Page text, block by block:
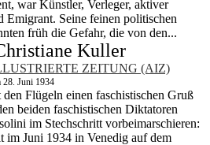
war Künstler, Verleger, aktiver
Emigrant. Seine feinen politischen
früh die Gefahr, die von den...
Kuller
ZEITUNG (AIZ)
Juni 1934
Flügeln einen faschistischen Gruß
beiden faschistischen Diktatoren
im Stechschritt vorbeimarschie­ren:
im Juni 1934 in Venedig auf dem